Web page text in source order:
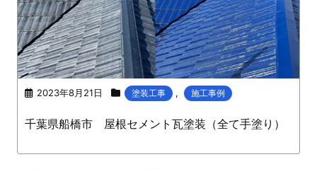
2023年8月21日 塗装工事 , 施工事例
千葉県船橋市 屋根セメント瓦塗装（全て手塗り）